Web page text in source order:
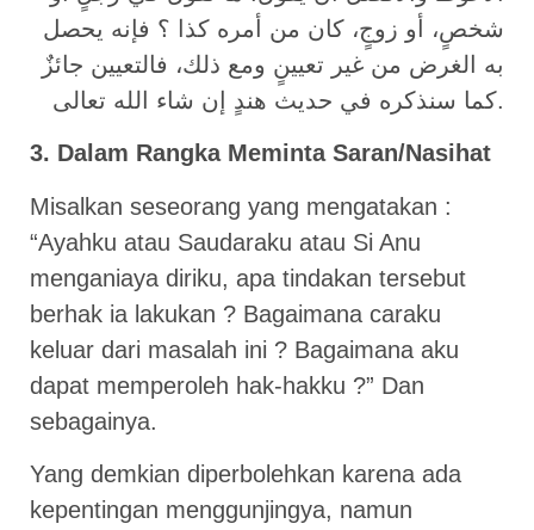
شخصٍ، أو زوجٍ، كان من أمره كذا ؟ فإنه يحصل
به الغرض من غير تعيينٍ ومع ذلك، فالتعيين جائزٌ
كما سنذكره في حديث هندٍ إن شاء الله تعالى.
3. Dalam Rangka Meminta Saran/Nasihat
Misalkan seseorang yang mengatakan :
“Ayahku atau Saudaraku atau Si Anu
menganiaya diriku, apa tindakan tersebut
berhak ia lakukan ? Bagaimana caraku
keluar dari masalah ini ? Bagaimana aku
dapat memperoleh hak-hakku ?” Dan
sebagainya.
Yang demkian diperbolehkan karena ada
kepentingan menggunjingya, namun